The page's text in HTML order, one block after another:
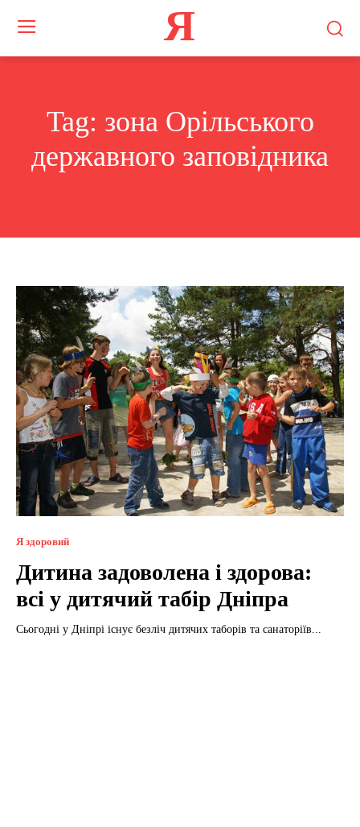
Я
Tag: зона Орільського
державного заповідника
Я здоровий
Дитина задоволена і здорова:
всі у дитячий табір Дніпра
Сьогодні у Дніпрі існує безліч дитячих таборів та санаторіїв...